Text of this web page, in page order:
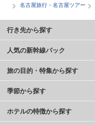
名古屋旅行・名古屋ツアー
行き先から探す
人気の新幹線パック
旅の目的・特集から探す
季節から探す
ホテルの特徴から探す